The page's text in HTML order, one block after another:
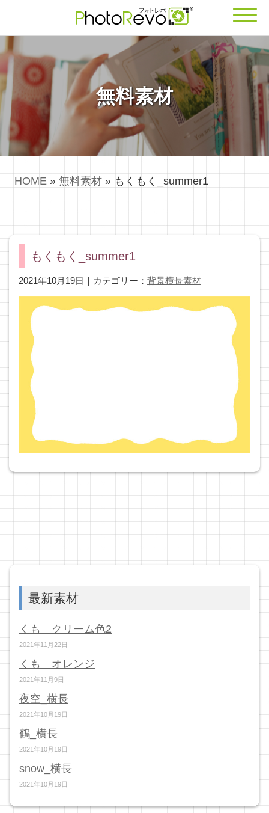
無料素材
HOME » 無料素材 » もくもく_summer1
もくもく_summer1
2021年10月19日｜カテゴリー： 背景横長素材
最新素材
くも クリーム色2
2021年11月22日
くも オレンジ
2021年11月9日
夜空_横長
2021年10月19日
鶴_横長
2021年10月19日
snow_横長
2021年10月19日